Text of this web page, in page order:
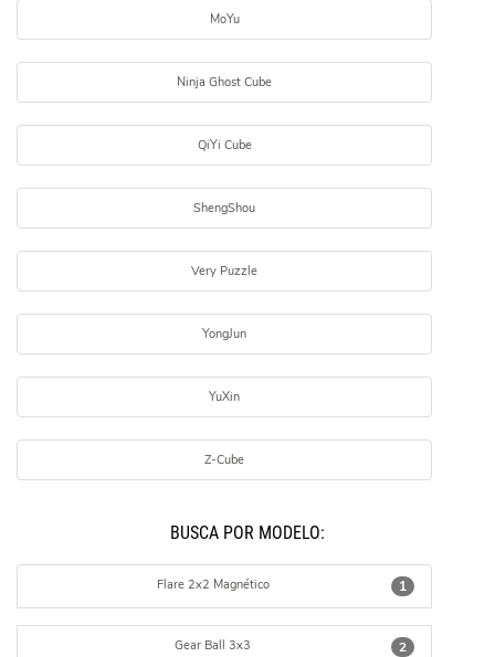
MoYu
Ninja Ghost Cube
QiYi Cube
ShengShou
Very Puzzle
YongJun
YuXin
Z-Cube
BUSCÁ POR MODELO:
1
Flare 2x2 Magnético
2
Gear Ball 3x3